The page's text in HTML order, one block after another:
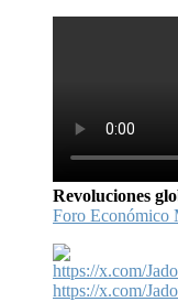
Revoluciones
Foro Económico
https://x.com/